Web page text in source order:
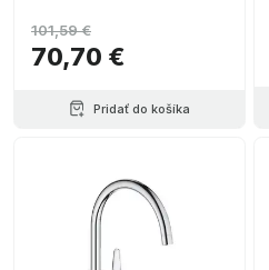
70,70 €
101,59 €
Pridať do košíka